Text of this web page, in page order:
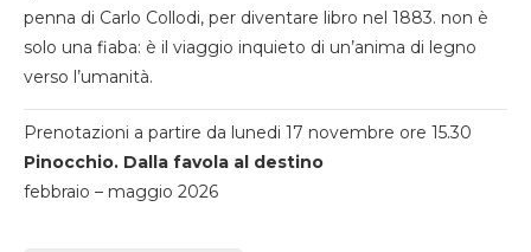
penna di Carlo Collodi, per diventare libro nel 1883. non è
solo una fiaba: è il viaggio inquieto di un’anima di legno
verso l’umanità.
Prenotazioni a partire da lunedi 17 novembre ore 15.30
Pinocchio. Dalla favola al destino
febbraio – maggio 2026